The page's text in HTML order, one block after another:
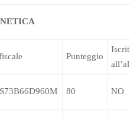
Punteggio
80 NO